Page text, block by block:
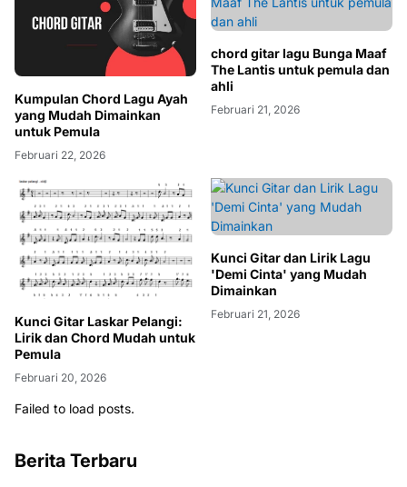
Kumpulan Chord Lagu Ayah
yang Mudah Dimainkan
untuk Pemula
Februari 22, 2026
chord gitar lagu Bunga Maaf
The Lantis untuk pemula dan
ahli
Februari 21, 2026
Kunci Gitar Laskar Pelangi:
Lirik dan Chord Mudah untuk
Pemula
Februari 20, 2026
Kunci Gitar dan Lirik Lagu
'Demi Cinta' yang Mudah
Dimainkan
Februari 21, 2026
Failed to load posts.
Berita Terbaru